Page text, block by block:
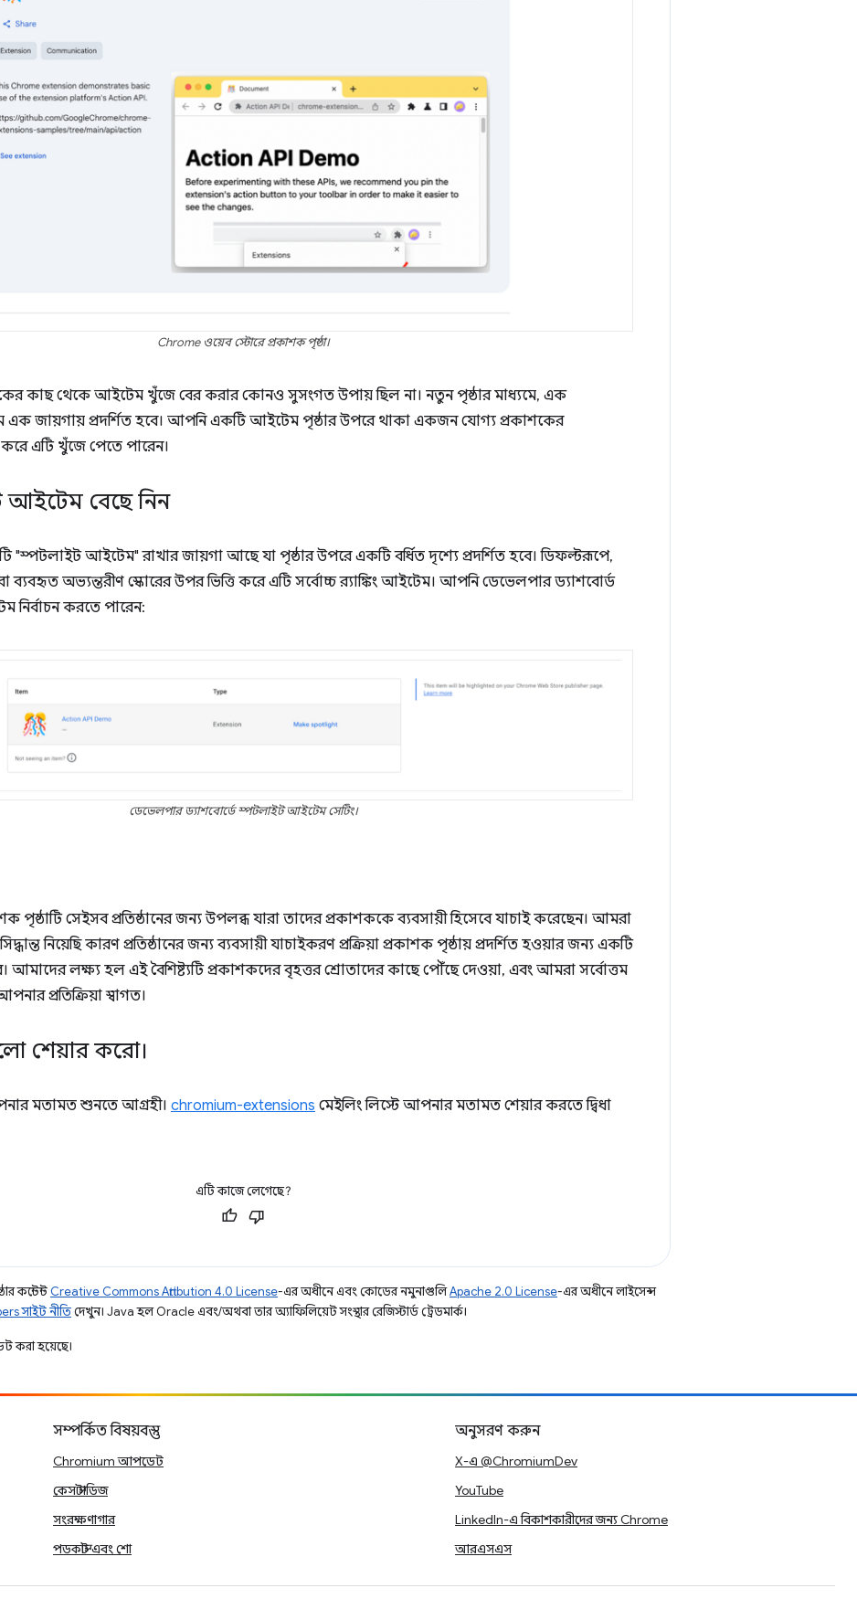
Chrome ওয়েব স্টোরে প্রকাশক পৃষ্ঠা।
কাছ থেকে আইটেম খুঁজে বের করার কোনও সুসংগত উপায় ছিল না। নতুন পৃষ্ঠার মাধ্যমে, এক
এক জায়গায় প্রদর্শিত হবে। আপনি একটি আইটেম পৃষ্ঠার উপরে থাকা একজন যোগ্য প্রকাশকের
এটি খুঁজে পেতে পারেন।
বেছে নিন
"স্পটলাইট আইটেম" রাখার জায়গা আছে যা পৃষ্ঠার উপরে একটি বর্ধিত দৃশ্যে প্রদর্শিত হবে। ডিফল্টরূপে,
ব্যবহৃত অভ্যন্তরীণ স্কোরের উপর ভিত্তি করে এটি সর্বোচ্চ র‍্যাঙ্কিং আইটেম। আপনি ডেভেলপার ড্যাশবোর্ড
নির্বাচন করতে পারেন:
ডেভেলপার ড্যাশবোর্ডে স্পটলাইট আইটেম সেটিং।
পৃষ্ঠাটি সেইসব প্রতিষ্ঠানের জন্য উপলব্ধ যারা তাদের প্রকাশককে ব্যবসায়ী হিসেবে যাচাই করেছেন। আমরা
নিয়েছি কারণ প্রতিষ্ঠানের জন্য ব্যবসায়ী যাচাইকরণ প্রক্রিয়া প্রকাশক পৃষ্ঠায় প্রদর্শিত হওয়ার জন্য একটি
আমাদের লক্ষ্য হল এই বৈশিষ্ট্যটি প্রকাশকদের বৃহত্তর শ্রোতাদের কাছে পৌঁছে দেওয়া, এবং আমরা সর্বোত্তম
প্রতিক্রিয়া স্বাগত।
শেয়ার করো।
মতামত শুনতে আগ্রহী। chromium-extensions মেইলিং লিস্টে আপনার মতামত শেয়ার করতে দ্বিধা
এটি কাজে লেগেছে?
কন্টেন্ট Creative Commons Attribution 4.0 License-এর অধীনে এবং কোডের নমুনাগুলিApache 2.0 License-এর অধীনে লাইসেন্স
সাইট নীতিদেখুন। Java হল Oracle এবং/অথবা তার অ্যাফিলিয়েট সংস্থার রেজিস্টার্ড ট্রেডমার্ক।
করা হয়েছে।
সম্পর্কিত বিষয়বস্তু
Chromium আপডেট
কেস স্টাডিজ
সংরক্ষণাগার
পডকাস্ট এবং শো
অনুসরণ করুন
X-এ @ChromiumDev
YouTube
LinkedIn-এ বিকাশকারীদের জন্য Chrome
আরএসএস